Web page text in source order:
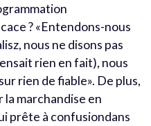
? «Entendons-nous
nous ne disons pas
rien en fait), nous
rien de fiable». De plus,
marchandise en
prête à confusiondans